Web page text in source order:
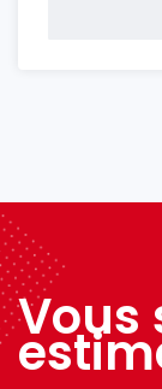
Vous